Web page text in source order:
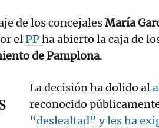
de los concejalesMaría
elPPha abierto la caja de
de Pamplona.
La decisión ha dolido al
reconocido
“deslealtad” y les ha